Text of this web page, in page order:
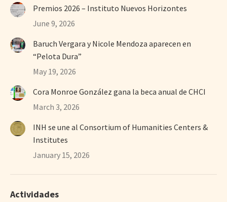
Premios 2026 – Instituto Nuevos Horizontes
June 9, 2026
Baruch Vergara y Nicole Mendoza aparecen en
“Pelota Dura”
May 19, 2026
Cora Monroe González gana la beca anual de CHCI
March 3, 2026
INH se une al Consortium of Humanities Centers &
Institutes
January 15, 2026
Actividades